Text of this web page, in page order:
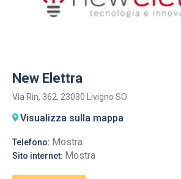
New Elettra
Via Rin, 362, 23030 Livigno SO
Visualizza sulla mappa
Telefono: Mostra
Sito internet: Mostra